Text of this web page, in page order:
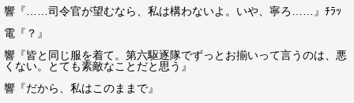
響『……司令官が望むなら、私は構わないよ。いや、寧ろ……』ﾁﾗｯ
電『？』
響『皆と同じ服を着て。第六駆逐隊でずっとお揃いって言うのは、悪
くない。とても素敵なことだと思う』
響『だから、私はこのままで』